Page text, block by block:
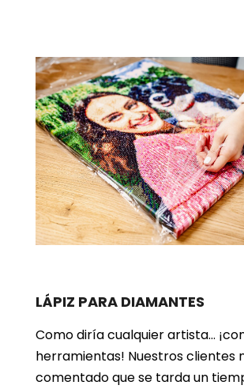
LÁPIZ PARA DIAMANTES
Como diría cualquier artista…
herramientas! Nuestros clientes
comentado que se tarda un